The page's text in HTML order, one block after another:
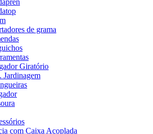
de grama
Giratório
Jardinagem
com Caixa Acoplada